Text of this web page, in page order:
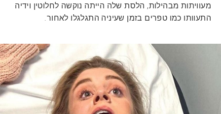
מעוויתות מבהילות, הלסת שלה הייתה נוקשה לחלוטין וידיה
התעוותו כמו טפרים בזמן שעיניה התגלגלו לאחור.